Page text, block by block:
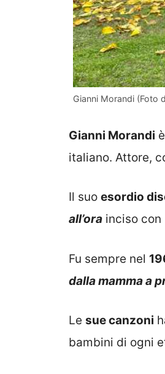
Gianni Morandi (Foto
Gianni Morandi
italiano. Attore,
Il suo esordio
all’ora inciso con
Fu sempre nel
dalla mamma a
Le sue canzoni
bambini di ogni